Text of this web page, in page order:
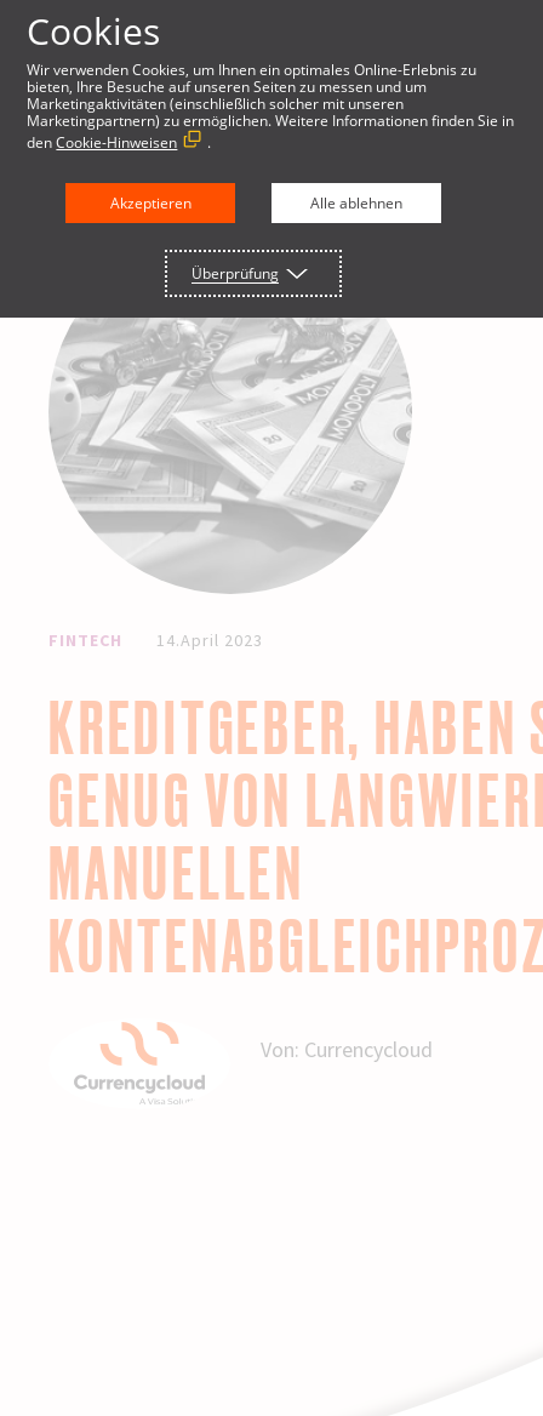
FINTECH 14.April 2023
KREDITGEBER, HABEN
GENUG VON
MANUELLEN
Von: Currencycloud
Cookies
Wir verwenden Cookies, um Ihnen ein optimales Online-Erlebnis zu
bieten, Ihre Besuche auf unseren Seiten zu messen und um
Marketingaktivitäten (einschließlich solcher mit unseren
Marketingpartnern) zu ermöglichen. Weitere Informationen finden Sie in
denCookie-Hinweisen .
Akzeptieren Alle ablehnen
Überprüfung